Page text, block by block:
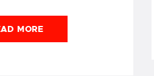
MORE